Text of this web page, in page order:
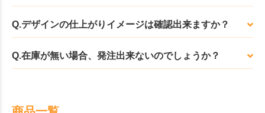
Q.デザインの仕上がりイメージは確認出来ますか？
Q.在庫が無い場合、発注出来ないのでしょうか？